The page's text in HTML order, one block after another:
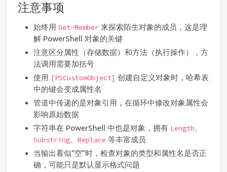
注意事项
始终用 Get-Member来探索陌生对象的成员，这是理
解 PowerShell 对象的关键
注意区分属性（存储数据）和方法（执行操作），方
法调用需要加括号
使用 [PSCustomObject] 创建自定义对象时，哈希表
中的键会变成属性名
管道中传递的是对象引用，在循环中修改对象属性会
影响原始数据
字符串在 PowerShell 中也是对象，拥有 Length
Substring、 Replace 等丰富成员
当输出看似”空”时，检查对象的类型和属性名是否正
确，可能只是默认显示格式问题